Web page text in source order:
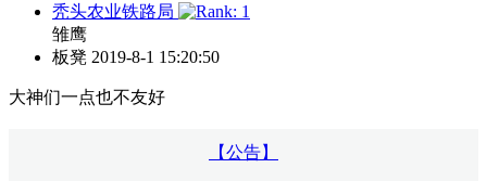
秃头农业铁路局
雏鹰
板凳 2019-8-1 15:20:50
大神们一点也不友好
【公告】